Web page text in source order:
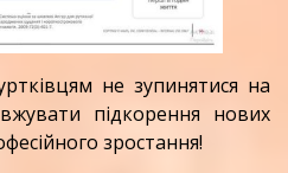
не зупинятися на
підкорення нових
зростання!